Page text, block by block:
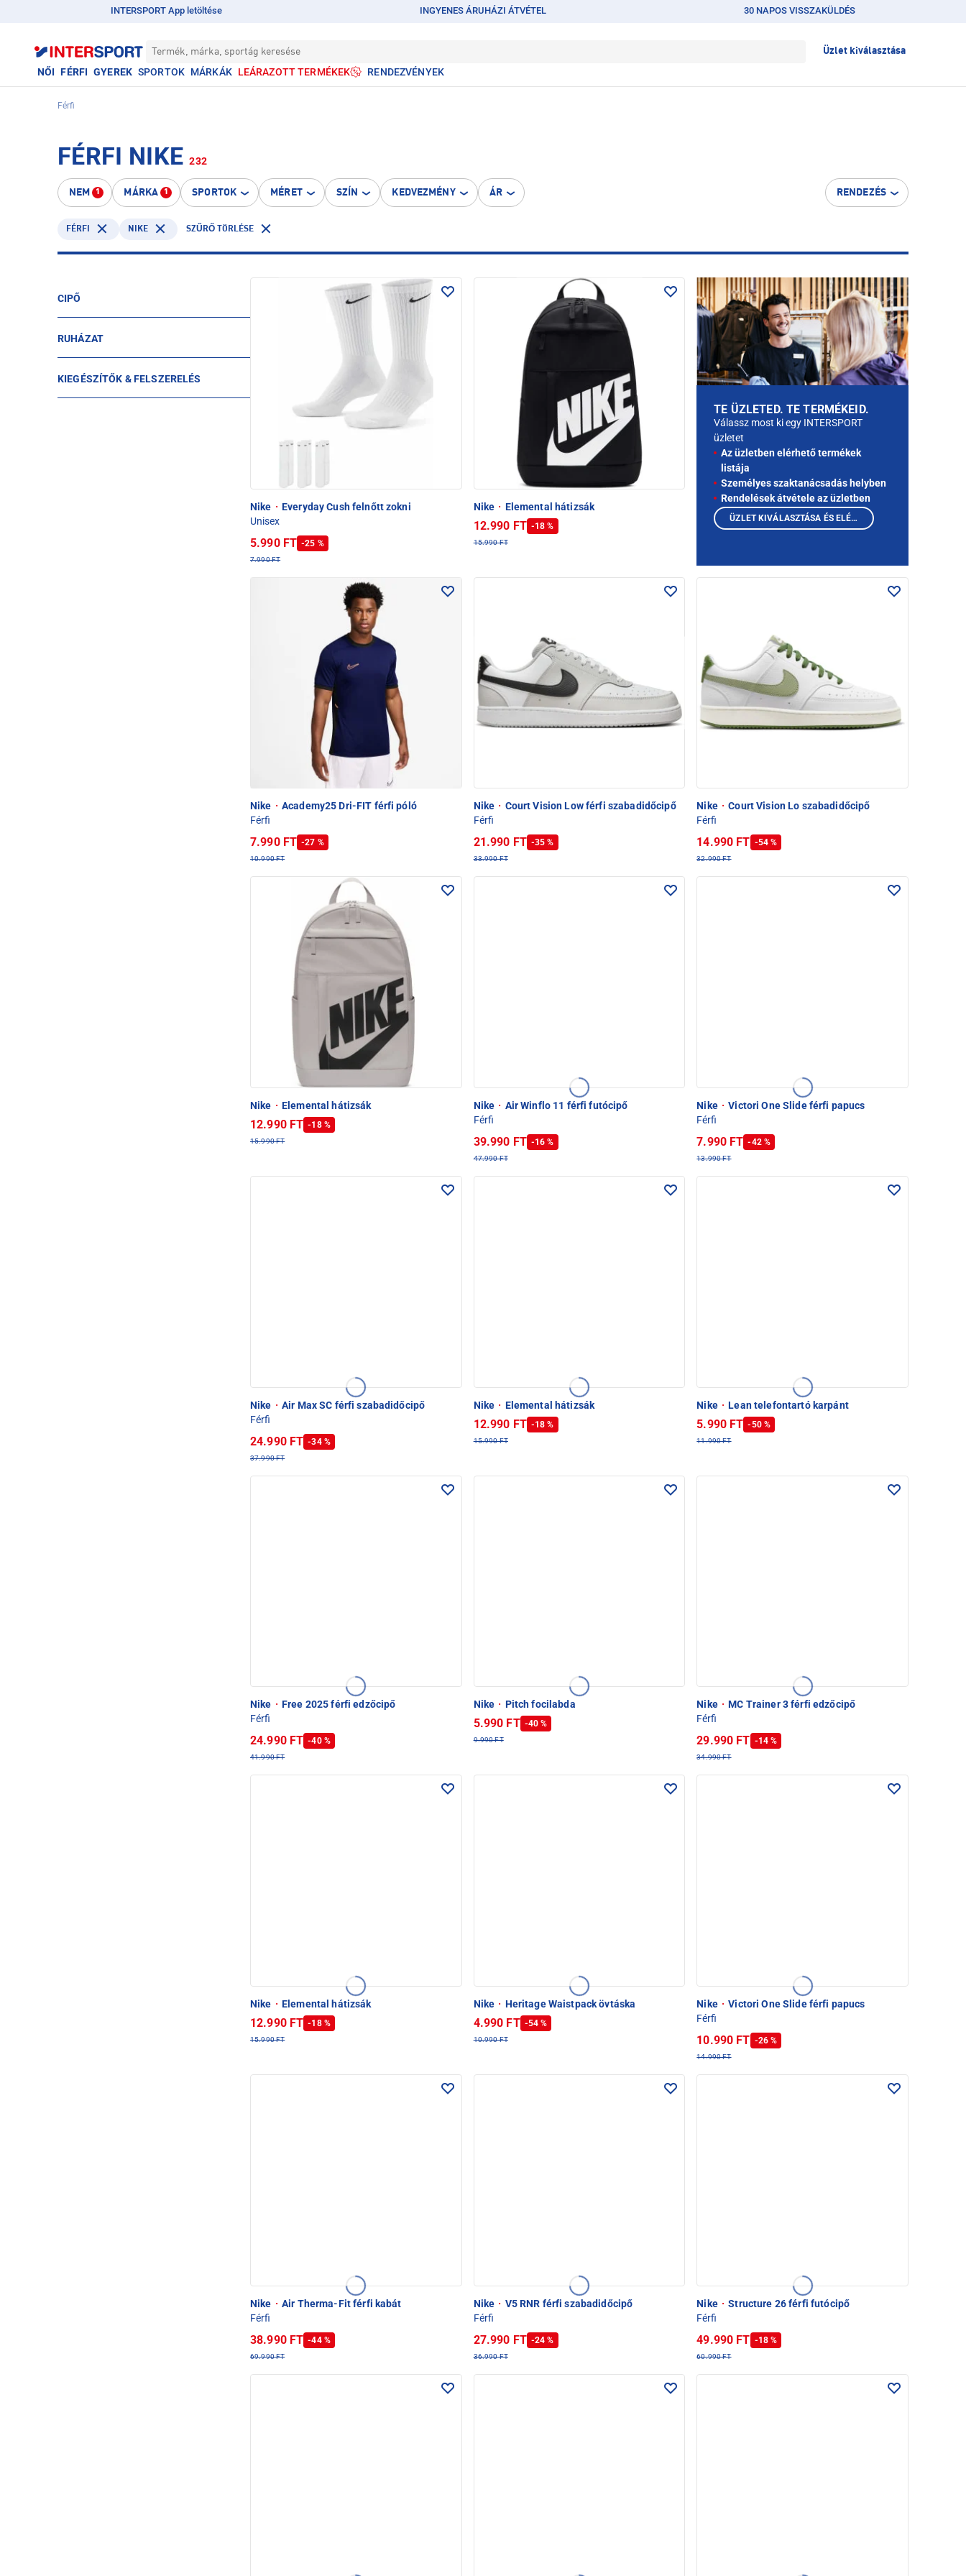
INTERSPORT App letöltése INGYENES ÁRUHÁZI ÁTVÉTEL 30 NAPOS VISSZAKÜLDÉS
Termék, márka, sportág keresése Üzlet kiválasztása
NŐI FÉRFI GYEREK SPORTOK MÁRKÁK LEÁRAZOTT TERMÉKEK RENDEZVÉNYEK
Férfi
FÉRFI NIKE 232
NEM 1 MÁRKA 1 SPORTOK MÉRET SZÍN KEDVEZMÉNY ÁR RENDEZÉS
FÉRFI NIKE SZŰRŐ TÖRLÉSE
CIPŐ
RUHÁZAT
KIEGÉSZÍTŐK & FELSZERELÉS
Nike · Everyday Cush felnőtt zokni
Unisex
5.990 FT -25 %
7.990 FT
Nike · Elemental hátizsák
12.990 FT -18 %
15.990 FT
Nike · Academy25 Dri-FIT férfi póló
Férfi
7.990 FT -27 %
10.990 FT
Nike · Court Vision Low férfi szabadidőcipő
Férfi
21.990 FT -35 %
33.990 FT
Nike · Court Vision Lo szabadidőcipő
Férfi
14.990 FT -54 %
32.990 FT
Nike · Elemental hátizsák
12.990 FT -18 %
15.990 FT
Nike · Air Winflo 11 férfi futócipő
Férfi
39.990 FT -16 %
47.990 FT
Nike · Victori One Slide férfi papucs
Férfi
7.990 FT -42 %
13.990 FT
Nike · Air Max SC férfi szabadidőcipő
Férfi
24.990 FT -34 %
37.990 FT
Nike · Elemental hátizsák
12.990 FT -18 %
15.990 FT
Nike · Lean telefontartó karpánt
5.990 FT -50 %
11.990 FT
Nike · Free 2025 férfi edzőcipő
Férfi
24.990 FT -40 %
41.990 FT
Nike · Pitch focilabda
5.990 FT -40 %
9.990 FT
Nike · MC Trainer 3 férfi edzőcipő
Férfi
29.990 FT -14 %
34.990 FT
Nike · Elemental hátizsák
12.990 FT -18 %
15.990 FT
Nike · Heritage Waistpack övtáska
4.990 FT -54 %
10.990 FT
Nike · Victori One Slide férfi papucs
Férfi
10.990 FT -26 %
14.990 FT
Nike · Air Therma-Fit férfi kabát
Férfi
38.990 FT -44 %
69.990 FT
Nike · V5 RNR férfi szabadidőcipő
Férfi
27.990 FT -24 %
36.990 FT
Nike · Structure 26 férfi futócipő
Férfi
49.990 FT -18 %
60.990 FT
TE ÜZLETED. TE TERMÉKEID.
Válassz most ki egy INTERSPORT
üzletet
Az üzletben elérhető termékek
listája
Személyes szaktanácsadás helyben
Rendelések átvétele az üzletben
ÜZLET KIVÁLASZTÁSA ÉS ELÉRHETŐ TERMÉKEK MEGTEKINTÉSE